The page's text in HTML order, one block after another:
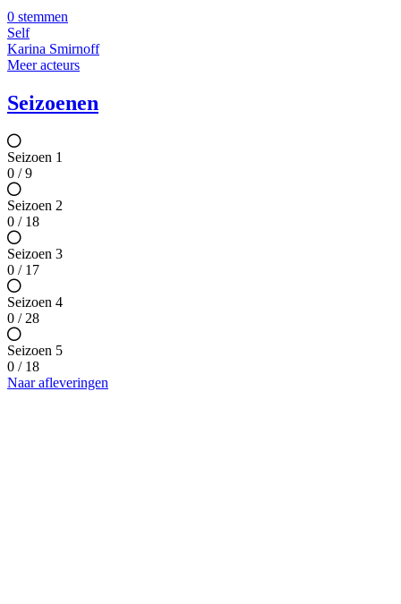
0 stemmen
Self
Karina Smirnoff
Meer acteurs
Seizoenen
Seizoen 1
0 / 9
Seizoen 2
0 / 18
Seizoen 3
0 / 17
Seizoen 4
0 / 28
Seizoen 5
0 / 18
Naar afleveringen